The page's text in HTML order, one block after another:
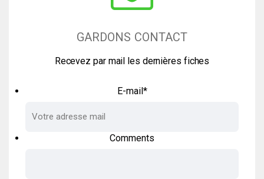
GARDONS CONTACT
Recevez par mail les dernières fiches
E-mail*
Comments